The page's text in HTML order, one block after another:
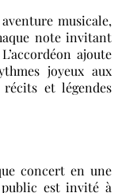
musicale,
note invitant
ajoute
joyeux aux
et légendes
concert en une
est invité à